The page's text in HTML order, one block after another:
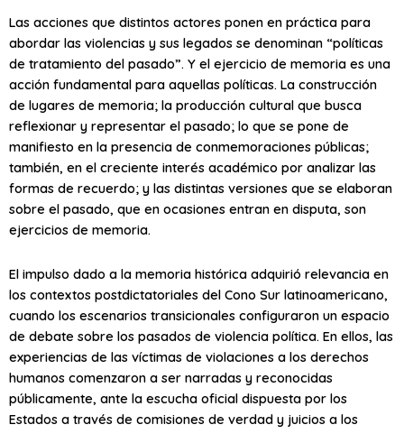
Las acciones que distintos actores ponen en práctica para
abordar las violencias y sus legados se denominan “políticas
de tratamiento del pasado”. Y el ejercicio de memoria es una
acción fundamental para aquellas políticas. La construcción
de lugares de memoria; la producción cultural que busca
reflexionar y representar el pasado; lo que se pone de
manifiesto en la presencia de conmemoraciones públicas;
también, en el creciente interés académico por analizar las
formas de recuerdo; y las distintas versiones que se elaboran
sobre el pasado, que en ocasiones entran en disputa, son
ejercicios de memoria.
El impulso dado a la memoria histórica adquirió relevancia en
los contextos postdictatoriales del Cono Sur latinoamericano,
cuando los escenarios transicionales configuraron un espacio
de debate sobre los pasados de violencia política. En ellos, las
experiencias de las víctimas de violaciones a los derechos
humanos comenzaron a ser narradas y reconocidas
públicamente, ante la escucha oficial dispuesta por los
Estados a través de comisiones de verdad y juicios a los